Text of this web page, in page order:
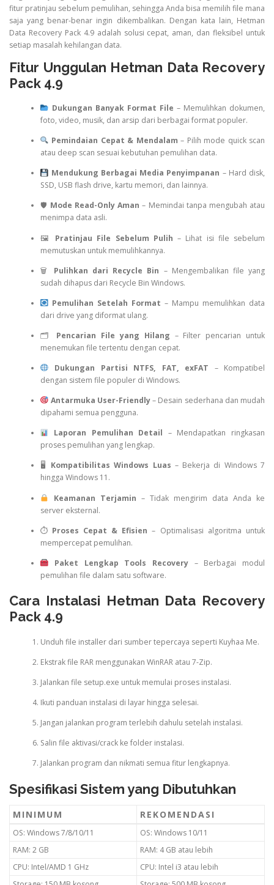
fitur pratinjau sebelum pemulihan, sehingga Anda bisa memilih file mana
saja yang benar-benar ingin dikembalikan. Dengan kata lain, Hetman
Data Recovery Pack 4.9 adalah solusi cepat, aman, dan fleksibel untuk
setiap masalah kehilangan data.
Fitur Unggulan Hetman Data Recovery
Pack 4.9
Dukungan Banyak Format File – Memulihkan dokumen,
foto, video, musik, dan arsip dari berbagai format populer.
Pemindaian Cepat & Mendalam – Pilih mode quick scan
atau deep scan sesuai kebutuhan pemulihan data.
Mendukung Berbagai Media Penyimpanan – Hard disk,
SSD, USB flash drive, kartu memori, dan lainnya.
🛡 Mode Read-Only Aman – Memindai tanpa mengubah atau
menimpa data asli.
🖼 Pratinjau File Sebelum Pulih – Lihat isi file sebelum
memutuskan untuk memulihkannya.
🗑 Pulihkan dari Recycle Bin – Mengembalikan file yang
sudah dihapus dari Recycle Bin Windows.
Pemulihan Setelah Format – Mampu memulihkan data
dari drive yang diformat ulang.
🗂 Pencarian File yang Hilang – Filter pencarian untuk
menemukan file tertentu dengan cepat.
Dukungan Partisi NTFS, FAT, exFAT – Kompatibel
dengan sistem file populer di Windows.
Antarmuka User-Friendly– Desain sederhana dan mudah
dipahami semua pengguna.
Laporan Pemulihan Detail – Mendapatkan ringkasan
proses pemulihan yang lengkap.
🖥 Kompatibilitas Windows Luas – Bekerja di Windows 7
hingga Windows 11.
Keamanan Terjamin – Tidak mengirim data Anda ke
server eksternal.
⏱ Proses Cepat & Efisien – Optimalisasi algoritma untuk
mempercepat pemulihan.
Paket Lengkap Tools Recovery – Berbagai modul
pemulihan file dalam satu software.
Cara Instalasi Hetman Data Recovery
Pack 4.9
Unduh file installer dari sumber tepercaya seperti Kuyhaa Me.
Ekstrak file RAR menggunakan WinRAR atau 7-Zip.
Jalankan file setup.exe untuk memulai proses instalasi.
Ikuti panduan instalasi di layar hingga selesai.
Jangan jalankan program terlebih dahulu setelah instalasi.
Salin file aktivasi/crack ke folder instalasi.
Jalankan program dan nikmati semua fitur lengkapnya.
Spesifikasi Sistem yang Dibutuhkan
MINIMUM REKOMENDASI
OS: Windows 7/8/10/11
OS: Windows 10/11
RAM: 2 GB
RAM: 4 GB atau lebih
CPU: Intel/AMD 1 GHz
CPU: Intel i3 atau lebih